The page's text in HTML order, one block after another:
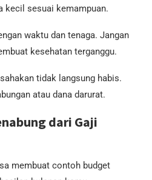
kecil sesuai kemampuan.
waktu dan tenaga. Jangan
kesehatan terganggu.
tidak langsung habis.
atau dana darurat.
dari Gaji
membuat contoh budget